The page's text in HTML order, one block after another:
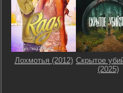
Лохмотья (2012) Скрытое
(2025)